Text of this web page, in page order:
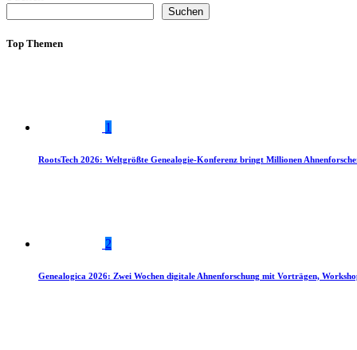
Suchen
Top Themen
1
RootsTech 2026: Weltgrößte Genealogie-Konferenz bringt Millionen
2
Genealogica 2026: Zwei Wochen digitale Ahnenforschung mit Vorträgen,